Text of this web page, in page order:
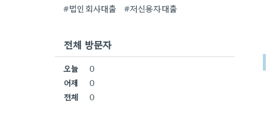
#법인회사대출
#저신용자대출
전체 방문자
오늘
0
어제
0
전체
0